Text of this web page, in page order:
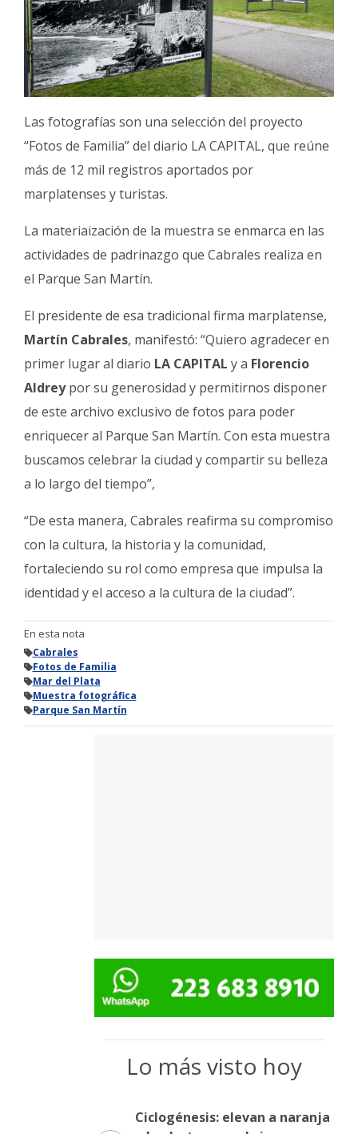
Las fotografías son una selección del proyecto
“Fotos de Familia” del diario LA CAPITAL, que reúne
más de 12 mil registros aportados por
marplatenses y turistas.
La materiaización de la muestra se enmarca en las
actividades de padrinazgo que Cabrales realiza en
el Parque San Martín.
El presidente de esa tradicional firma marplatense,
Martín Cabrales, manifestó: “Quiero agradecer en
primer lugar al diario LA CAPITAL y a Florencio
Aldreypor su generosidad y permitirnos disponer
de este archivo exclusivo de fotos para poder
enriquecer al Parque San Martín. Con esta muestra
buscamos celebrar la ciudad y compartir su belleza
a lo largo del tiempo”,
“De esta manera, Cabrales reafirma su compromiso
con la cultura, la historia y la comunidad,
fortaleciendo su rol como empresa que impulsa la
identidad y el acceso a la cultura de la ciudad”.
En esta nota
Cabrales
Fotos de Familia
Mar del Plata
Muestra fotográfica
Parque San Martín
Lo más visto hoy
Ciclogénesis: elevan a naranja